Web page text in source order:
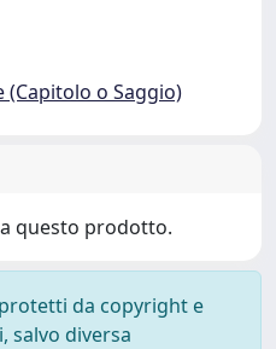
o Saggio)
questo prodotto.
da copyright e
salvo diversa